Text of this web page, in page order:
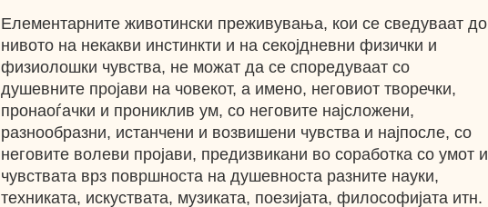
Елементарните животински преживувања, кои се сведуваат до
нивото на некакви инстинкти и на секојдневни физички и
физиолошки чувства, не можат да се споредуваат со
душевните пројави на човекот, а имено, неговиот творечки,
пронаоѓачки и прониклив ум, со неговите најсложени,
разнообразни, истанчени и возвишени чувства и најпосле, со
неговите волеви пројави, предизвикани во соработка со умот и
чувствата врз површноста на душевноста разните науки,
техниката, искуствата, музиката, поезијата, философијата итн.